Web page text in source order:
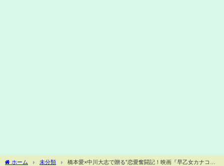
ホーム 未分類
橋本愛×中川大志で贈る”恋愛奮闘記！映画『早乙女カナコの